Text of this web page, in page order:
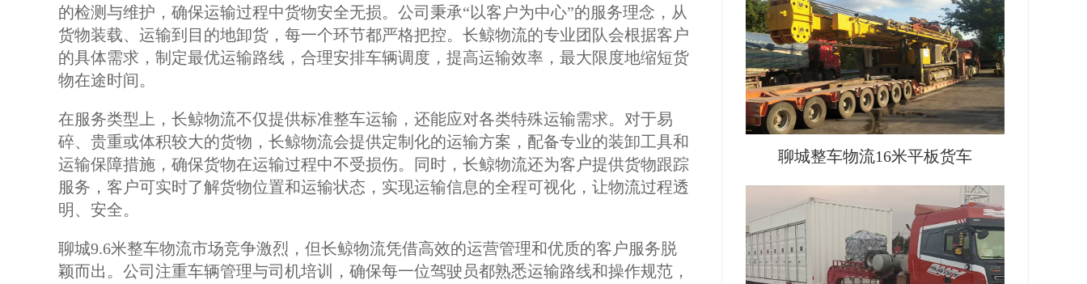
的检测与维护，确保运输过程中货物安全无损。公司秉承“以客户为中心”的服务理念，从
货物装载、运输到目的地卸货，每一个环节都严格把控。长鲸物流的专业团队会根据客户
的具体需求，制定最优运输路线，合理安排车辆调度，提高运输效率，最大限度地缩短货
物在途时间。
在服务类型上，长鲸物流不仅提供标准整车运输，还能应对各类特殊运输需求。对于易
碎、贵重或体积较大的货物，长鲸物流会提供定制化的运输方案，配备专业的装卸工具和
运输保障措施，确保货物在运输过程中不受损伤。同时，长鲸物流还为客户提供货物跟踪
服务，客户可实时了解货物位置和运输状态，实现运输信息的全程可视化，让物流过程透
明、安全。
聊城9.6米整车物流市场竞争激烈，但长鲸物流凭借高效的运营管理和优质的客户服务脱
颖而出。公司注重车辆管理与司机培训，确保每一位驾驶员都熟悉运输路线和操作规范，
聊城整车物流16米平板货车